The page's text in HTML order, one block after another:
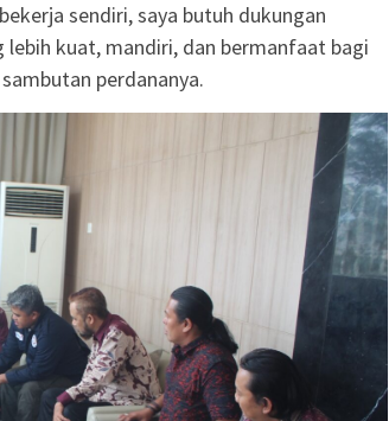
sendiri, saya butuh dukungan
kuat, mandiri, dan bermanfaat bagi
perdananya.